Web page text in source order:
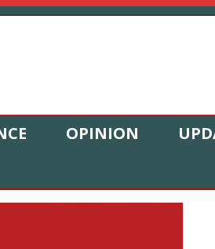
OPINION